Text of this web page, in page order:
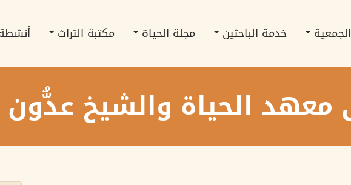
خدمة الباحثين مجلة الحياة مكتبة التراث
معهد الحياة والشيخ عدُّون